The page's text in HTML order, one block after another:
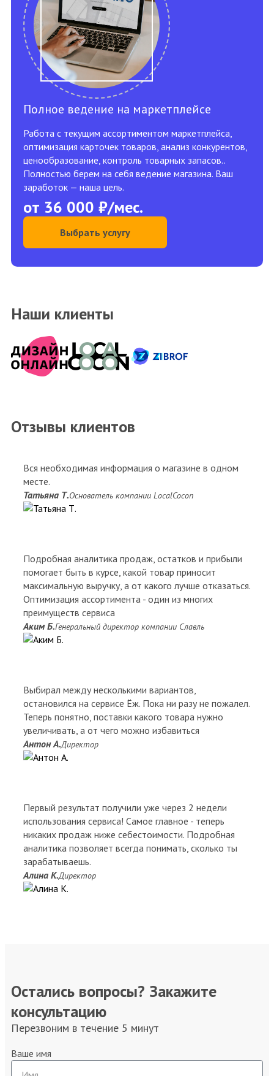
Полное ведение на маркетплейсе
Работа с текущим ассортиментом маркетплейса,
оптимизация карточек товаров, анализ конкурентов,
ценообразование, контроль товарных запасов..
Полностью берем на себя ведение магазина. Ваш
заработок — наша цель.
от 36 000 ₽/мес.
Выбрать услугу
Наши клиенты
Отзывы клиентов
Вся необходимая информация о магазине в одном
месте.
Татьяна Т.Основатель компании LocalCocon
Подробная аналитика продаж, остатков и прибыли
помогает быть в курсе, какой товар приносит
максимальную выручку, а от какого лучше отказаться.
Оптимизация ассортимента - один из многих
преимуществ сервиса
Аким Б.Генеральный директор компании Славль
Выбирал между несколькими вариантов,
остановился на сервисе Ёж. Пока ни разу не пожалел.
Теперь понятно, поставки какого товара нужно
увеличивать, а от чего можно избавиться
Антон А.Директор
Первый результат получили уже через 2 недели
использования сервиса! Самое главное - теперь
никаких продаж ниже себестоимости. Подробная
аналитика позволяет всегда понимать, сколько ты
зарабатываешь.
Алина К.Директор
Остались вопросы? Закажите
консультацию
Перезвоним в течение 5 минут
Ваше имя